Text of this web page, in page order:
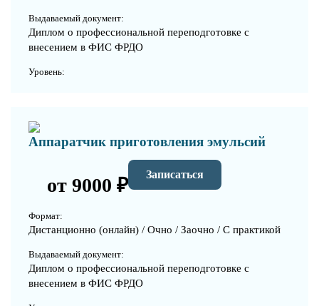
Выдаваемый документ:
Диплом о профессиональной переподготовке с
внесением в ФИС ФРДО
Уровень:
Аппаратчик приготовления эмульсий
от 9000 ₽ Записаться
Формат:
Дистанционно (онлайн) / Очно / Заочно / С практикой
Выдаваемый документ:
Диплом о профессиональной переподготовке с
внесением в ФИС ФРДО